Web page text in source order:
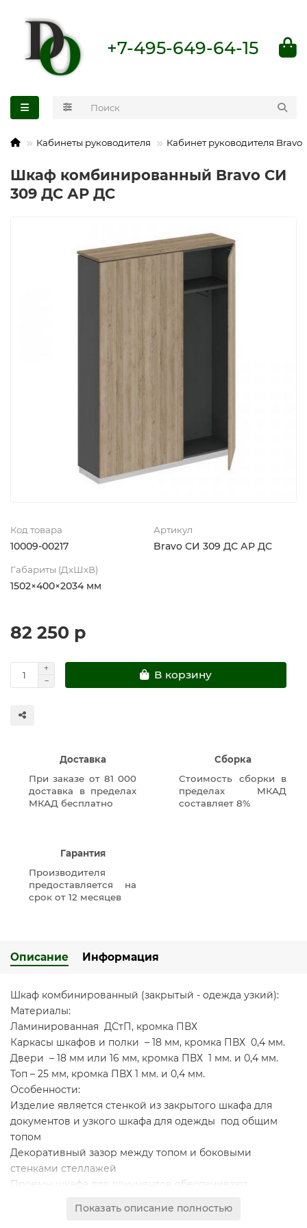
+7-495-649-64-15
Кабинеты руководителя Кабинет руководителя Bravo
Шкаф комбинированный Bravo СИ
309 ДС АР ДС
Код товара
10009-00217
Артикул
Bravo СИ 309 ДС АР ДС
Габариты (ДхШхВ)
1502×400×2034 мм
82 250 р
В корзину
Доставка
При заказе от 81 000
доставка в пределах
МКАД бесплатно
Сборка
Стоимость сборки в
пределах МКАД
составляет 8%
Гарантия
Производителя
предоставляется на
срок от 12 месяцев
Описание Информация
Шкаф комбинированный (закрытый - одежда узкий):
Материалы:
Ламинированная ДСтП, кромка ПВХ
Каркасы шкафов и полки – 18 мм, кромка ПВХ 0,4 мм.
Двери – 18 мм или 16 мм, кромка ПВХ 1 мм. и 0,4 мм.
Топ – 25 мм, кромка ПВХ 1 мм. и 0,4 мм.
Особенности:
Изделие является стенкой из закрытого шкафа для
документов и узкого шкафа для одежды под общим
топом
Декоративный зазор между топом и боковыми
стенками стеллажей
Проемы шкафа для документов обеспечивают
Показать описание полностью